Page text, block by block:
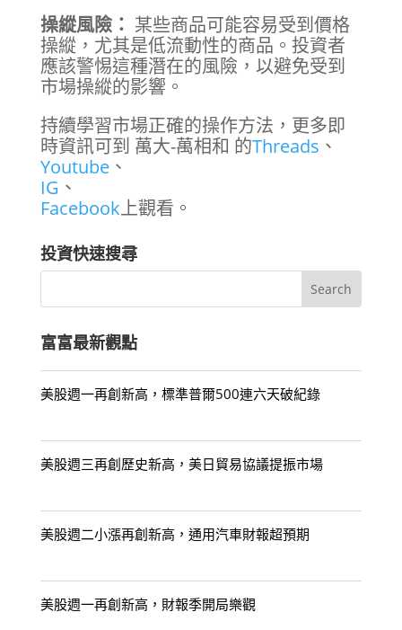
操縱風險： 某些商品可能容易受到價格
操縱，尤其是低流動性的商品。投資者
應該警惕這種潛在的風險，以避免受到
市場操縱的影響。
持續學習市場正確的操作方法，更多即
時資訊可到 萬大-萬相和 的Threads 、
Youtube、
IG 、
Facebook上觀看。
投資快速搜尋
富富最新觀點
美股週一再創新高，標準普爾500連六天破紀錄
美股週三再創歷史新高，美日貿易協議提振市場
美股週二小漲再創新高，通用汽車財報超預期
美股週一再創新高，財報季開局樂觀